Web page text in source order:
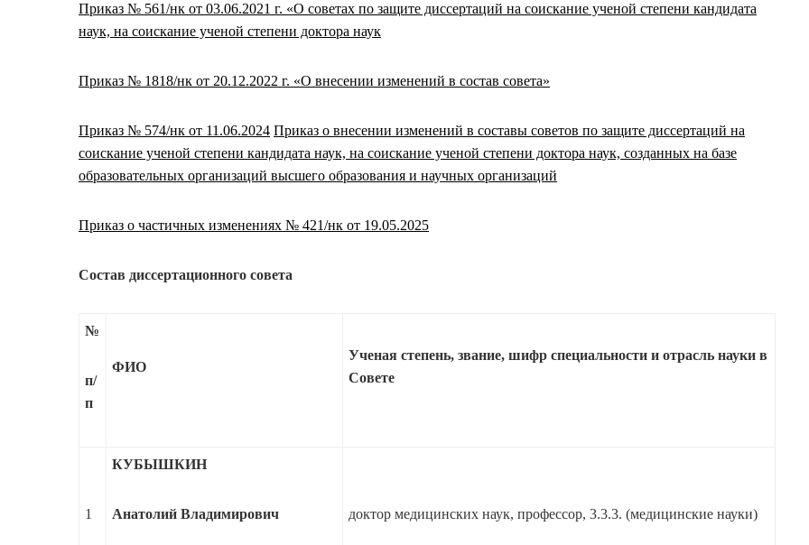
Приказ № 561/нк от 03.06.2021 г. «О советах по защите диссертаций на соискание ученой степени кандидата
наук, на соискание ученой степени доктора наук
Приказ № 1818/нк от 20.12.2022 г. «О внесении изменений в состав совета»
Приказ № 574/нк от 11.06.2024 Приказ о внесении изменений в составы советов по защите диссертаций на
соискание ученой степени кандидата наук, на соискание ученой степени доктора наук, созданных на базе
образовательных организаций высшего образования и научных организаций
Приказ о частичных изменениях № 421/нк от 19.05.2025
Состав диссертационного совета
№
п/
п
ФИО
Ученая степень, звание, шифр специальности и отрасль науки в
Совете
1
КУБЫШКИН
Анатолий Владимирович доктор медицинских наук, профессор, 3.3.3. (медицинские науки)